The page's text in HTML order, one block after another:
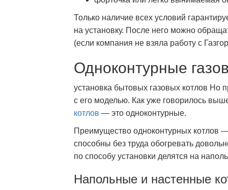
Только наличие всех условий
на установку. После него можно
(если компания не взяла работу с
Одноконтурные
установка бытовых газовых котлов Но
с его моделью. Как уже говорилось
котлов — это одноконтурные.
Преимущество одноконтурных котлов
способны без труда обогревать
по способу установки делятся на
Напольные и настенные